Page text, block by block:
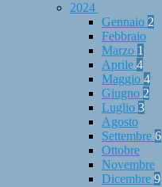
2024
Gennaio 2
Febbraio
Marzo 1
Aprile 4
Maggio 4
Giugno 2
Luglio 3
Agosto
Settembre 6
Ottobre
Novembre
Dicembre 9